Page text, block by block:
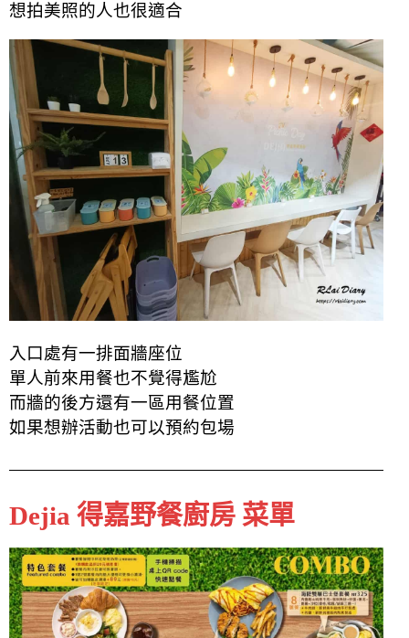
想拍美照的人也很適合
入口處有一排面牆座位
單人前來用餐也不覺得尷尬
而牆的後方還有一區用餐位置
如果想辦活動也可以預約包場
Dejia 得嘉野餐廚房 菜單